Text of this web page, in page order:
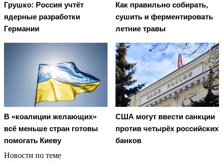
Грушко: Россия учтёт
ядерные разработки
Германии
Как правильно собирать,
сушить и ферментировать
летние травы
В «коалиции желающих»
всё меньше стран готовы
помогать Киеву
США могут ввести санкции
против четырёх российских
банков
Новости по теме